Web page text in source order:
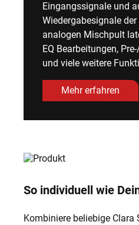
Eingangssignale und
Wiedergabesignale
analogen Mischpult
EQ Bearbeitungen,
und viele weitere
Mehr erfahren
So individuell wie
Kombiniere beliebige